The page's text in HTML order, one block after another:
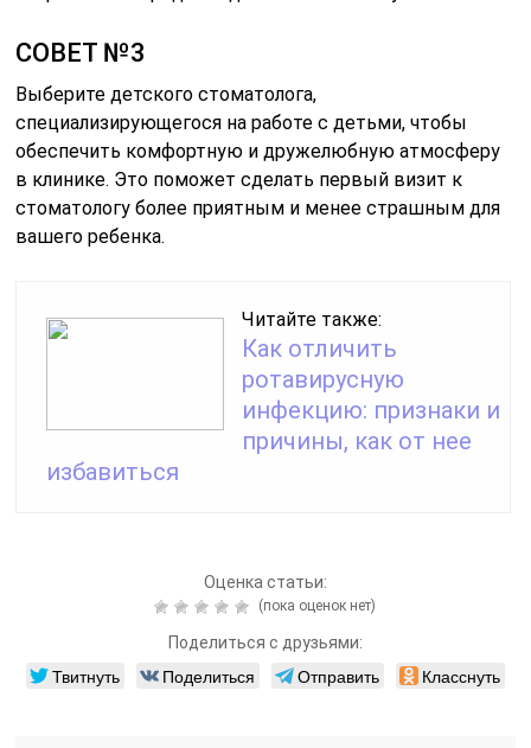
СОВЕТ №3
Выберите детского стоматолога,
специализирующегося на работе с детьми, чтобы
обеспечить комфортную и дружелюбную атмосферу
в клинике. Это поможет сделать первый визит к
стоматологу более приятным и менее страшным для
вашего ребенка.
Читайте также:
Как отличить
ротавирусную
инфекцию: признаки и
причины, как от нее
избавиться
Оценка статьи:
(пока оценок нет)
Поделиться с друзьями:
Твитнуть Поделиться Отправить Класснуть